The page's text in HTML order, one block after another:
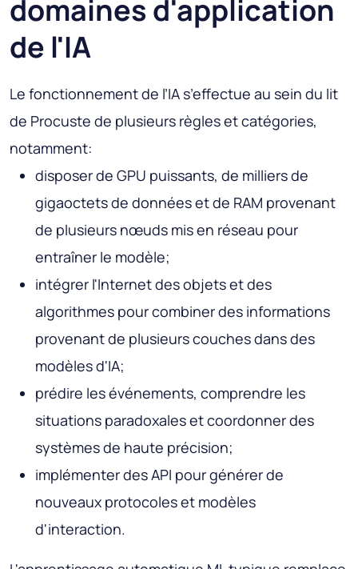
domaines d'application
de l'IA
Le fonctionnement de l’IA s’effectue au sein du lit
de Procuste de plusieurs règles et catégories,
notamment:
disposer de GPU puissants, de milliers de
gigaoctets de données et de RAM provenant
de plusieurs nœuds mis en réseau pour
entraîner le modèle;
intégrer l'Internet des objets et des
algorithmes pour combiner des informations
provenant de plusieurs couches dans des
modèles d'IA;
prédire les événements, comprendre les
situations paradoxales et coordonner des
systèmes de haute précision;
implémenter des API pour générer de
nouveaux protocoles et modèles
d'interaction.